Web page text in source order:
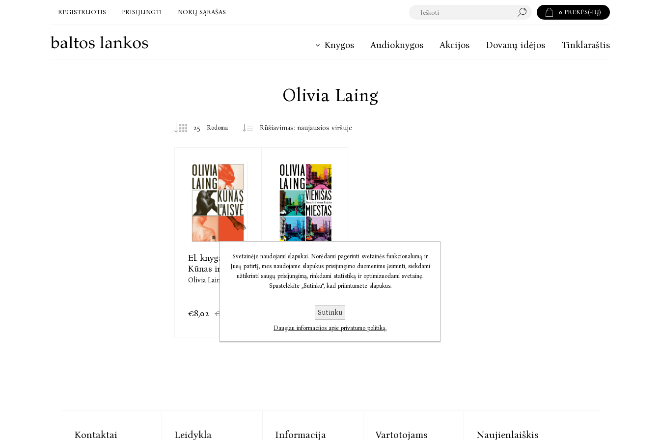
REGISTRUOTIS PRISIJUNGTI NORŲ SĄRAŠAS 0 PREKĖS(-IŲ)
Knygos Audioknygos Akcijos Dovanų idėjos Tinklaraštis
Olivia Laing
Rodoma
El. knyga
Kūnas ir laisvė
Olivia Laing
€8,02 €10,02
El. knyga
Vienišas
miestas
Olivia Laing
€9,07
Kontaktai Leidykla Informacija Vartotojams Naujienlaiškis
Svetainėje naudojami slapukai. Norėdami pagerinti svetainės funkcionalumą ir
Jūsų patirtį, mes naudojame slapukus prisijungimo duomenims įsiminti, siekdami
užtikrinti saugų prisijungimą, rinkdami statistiką ir optimizuodami svetainę.
Spustelėkite „Sutinku“, kad priimtumėte slapukus.
Sutinku
Daugiau informacijos apie privatumo politiką.